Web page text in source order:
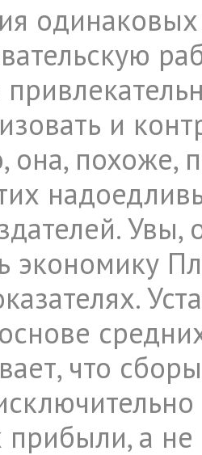
одинаковых
и
она, похоже,
Увы,
экономику
что
а